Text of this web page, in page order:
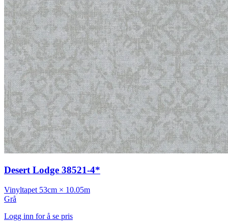
Desert Lodge 38521-4*
Vinyltapet 53cm × 10.05m
Grå
Logg inn for å se pris